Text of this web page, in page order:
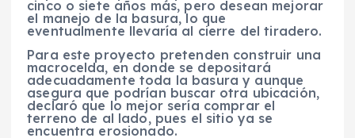
cinco o siete años más, pero desean mejorar
el manejo de la basura, lo que
eventualmente llevaría al cierre del tiradero.
Para este proyecto pretenden construir una
macrocelda, en donde se depositará
adecuadamente toda la basura y aunque
asegura que podrían buscar otra ubicación,
declaró que lo mejor sería comprar el
terreno de al lado, pues el sitio ya se
encuentra erosionado.